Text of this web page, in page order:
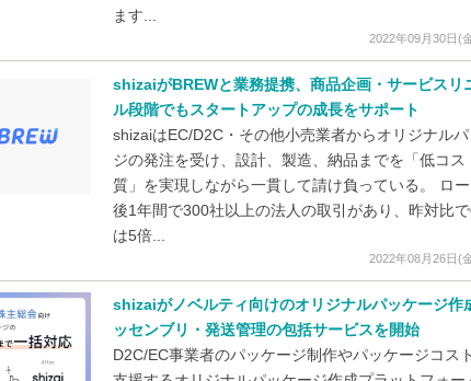
ます...
2022年09月30日(
shizaiがBREWと業務提携、商品企画・サービスリ
ル段階でもスタートアップの成長をサポート
shizaiはEC/D2C・その他小売業者からオリジナル
ジの発注を受け、設計、製造、納品までを「低コス
質」を実現しながら一貫して請け負っている。 ロ
後1年間で300社以上の法人の取引があり、昨対比
は5倍...
2022年08月26日(
shizaiがノベルティ向けのオリジナルパッケージ作
ッセンブリ・発送管理の包括サービスを開始
D2C/EC事業者のパッケージ制作やパッケージコス